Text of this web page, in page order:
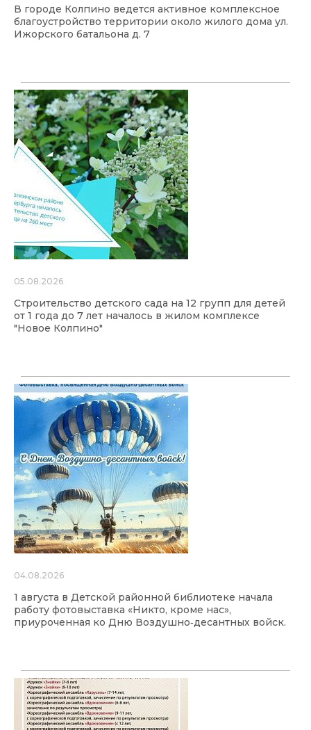
В городе Колпино ведется активное комплексное
благоустройство территории около жилого дома ул.
Ижорского батальона д. 7
05.08.2026
Строительство детского сада на 12 групп для детей
от 1 года до 7 лет началось в жилом комплексе
"Новое Колпино"
04.08.2026
1 августа в Детской районной библиотеке начала
работу фотовыставка «Никто, кроме нас»,
приуроченная ко Дню Воздушно‑десантных войск.